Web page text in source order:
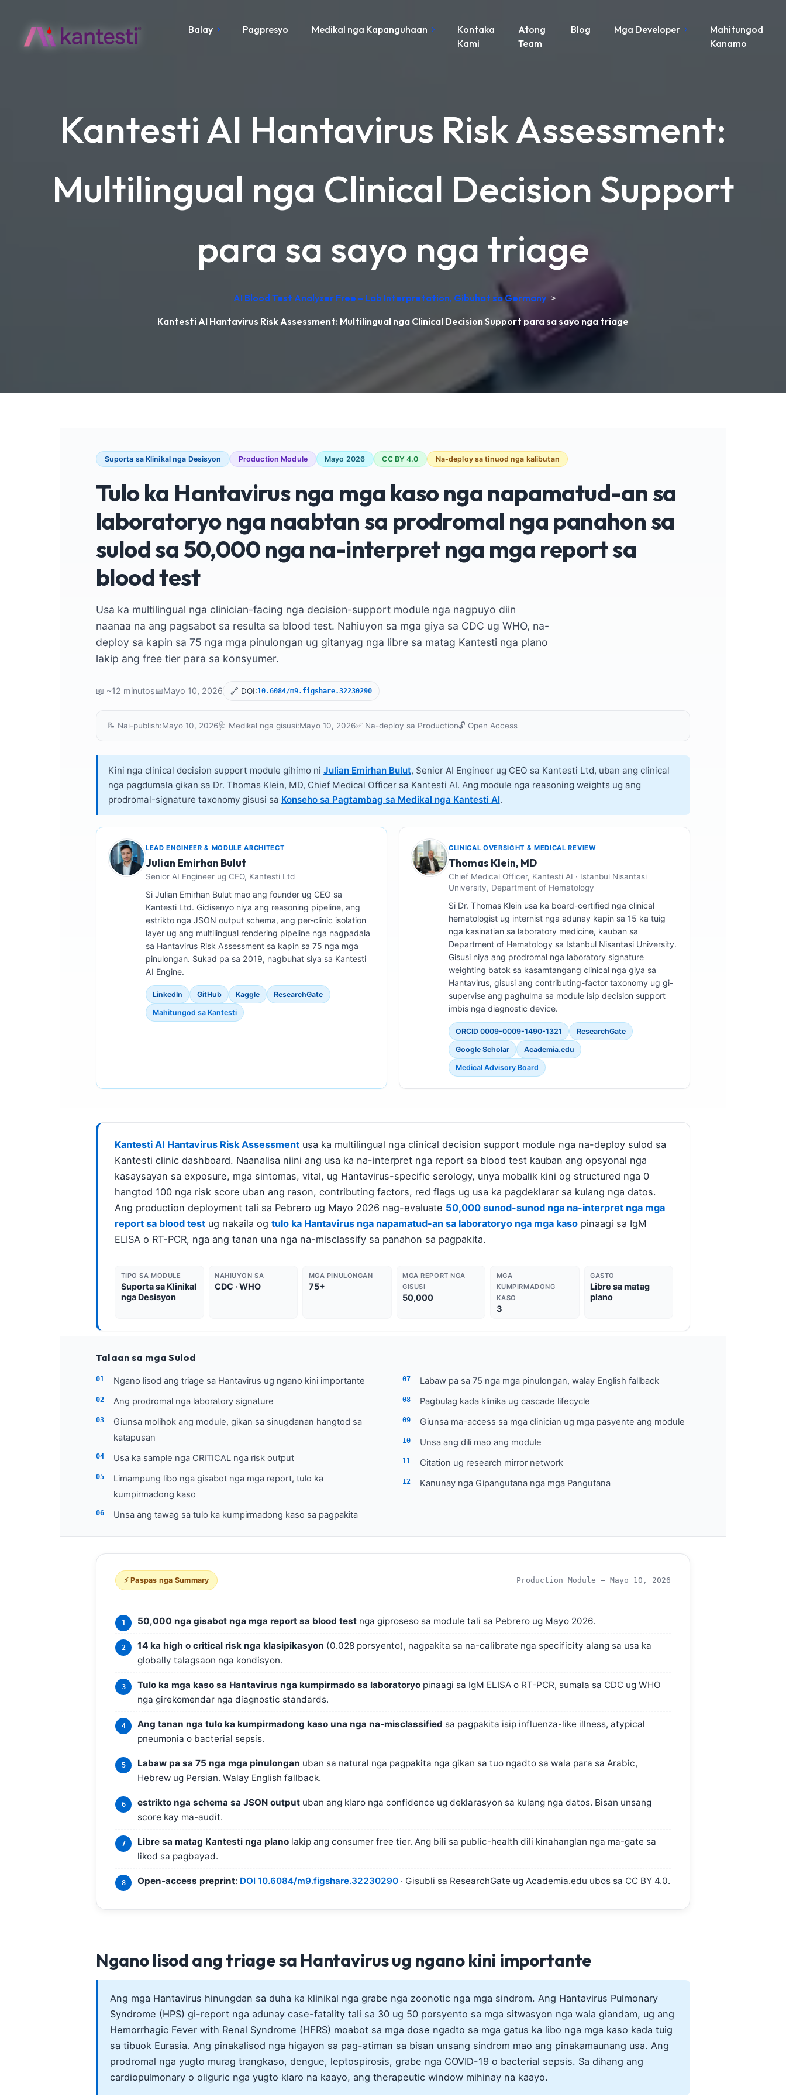
Balay Pagpresyo Medikal nga Kapanguhaan
Kontaka
Kami
Atong
Team
Blog Mga Developer
Mahitungod
Kanamo
Kantesti AI Hantavirus Risk Assessment:
Multilingual nga Clinical Decision Support
para sa sayo nga triage
AI Blood Test Analyzer Free – Lab Interpretation, Gibuhat sa Germany >
Kantesti AI Hantavirus Risk Assessment: Multilingual nga Clinical Decision Support para sa sayo nga triage
Suporta sa Klinikal nga Desisyon Production Module Mayo 2026 CC BY 4.0 Na-deploy sa tinuod nga kalibutan
Tulo ka Hantavirus nga mga kaso nga napamatud-an sa
laboratoryo nga naabtan sa prodromal nga panahon sa
sulod sa 50,000 nga na-interpret nga mga report sa
blood test
Usa ka multilingual nga clinician-facing nga decision-support module nga nagpuyo diin
naanaa na ang pagsabot sa resulta sa blood test. Nahiuyon sa mga giya sa CDC ug WHO, na-
deploy sa kapin sa 75 nga mga pinulongan ug gitanyag nga libre sa matag Kantesti nga plano
lakip ang free tier para sa konsyumer.
📖 ~12 minutos📅Mayo 10, 2026 🔗 DOI:10.6084/m9.figshare.32230290
📝 Nai-publish:Mayo 10, 2026🩺 Medikal nga gisusi:Mayo 10, 2026✅ Na-deploy sa Production🔓 Open Access
Kini nga clinical decision support module gihimo ni Julian Emirhan Bulut, Senior AI Engineer ug CEO sa Kantesti Ltd, uban ang clinical
nga pagdumala gikan sa Dr. Thomas Klein, MD, Chief Medical Officer sa Kantesti AI. Ang module nga reasoning weights ug ang
prodromal-signature taxonomy gisusi sa Konseho sa Pagtambag sa Medikal nga Kantesti AI.
LEAD ENGINEER & MODULE ARCHITECT
Julian Emirhan Bulut
Senior AI Engineer ug CEO, Kantesti Ltd
Si Julian Emirhan Bulut mao ang founder ug CEO sa
Kantesti Ltd. Gidisenyo niya ang reasoning pipeline, ang
estrikto nga JSON output schema, ang per-clinic isolation
layer ug ang multilingual rendering pipeline nga nagpadala
sa Hantavirus Risk Assessment sa kapin sa 75 nga mga
pinulongan. Sukad pa sa 2019, nagbuhat siya sa Kantesti
AI Engine.
LinkedIn GitHub Kaggle ResearchGate
Mahitungod sa Kantesti
CLINICAL OVERSIGHT & MEDICAL REVIEW
Thomas Klein, MD
Chief Medical Officer, Kantesti AI · Istanbul Nisantasi
University, Department of Hematology
Si Dr. Thomas Klein usa ka board-certified nga clinical
hematologist ug internist nga adunay kapin sa 15 ka tuig
nga kasinatian sa laboratory medicine, kauban sa
Department of Hematology sa Istanbul Nisantasi University.
Gisusi niya ang prodromal nga laboratory signature
weighting batok sa kasamtangang clinical nga giya sa
Hantavirus, gisusi ang contributing-factor taxonomy ug gi-
supervise ang paghulma sa module isip decision support
imbis nga diagnostic device.
ORCID 0009-0009-1490-1321 ResearchGate
Google Scholar Academia.edu
Medical Advisory Board
Kantesti AI Hantavirus Risk Assessment usa ka multilingual nga clinical decision support module nga na-deploy sulod sa
Kantesti clinic dashboard. Naanalisa niini ang usa ka na-interpret nga report sa blood test kauban ang opsyonal nga
kasaysayan sa exposure, mga sintomas, vital, ug Hantavirus-specific serology, unya mobalik kini og structured nga 0
hangtod 100 nga risk score uban ang rason, contributing factors, red flags ug usa ka pagdeklarar sa kulang nga datos.
Ang production deployment tali sa Pebrero ug Mayo 2026 nag-evaluate 50,000 sunod-sunod nga na-interpret nga mga
report sa blood test ug nakaila og tulo ka Hantavirus nga napamatud-an sa laboratoryo nga mga kaso pinaagi sa IgM
ELISA o RT-PCR, nga ang tanan una nga na-misclassify sa panahon sa pagpakita.
TIPO SA MODULE
Suporta sa Klinikal
nga Desisyon
NAHIUYON SA
CDC · WHO
MGA PINULONGAN
75+
MGA REPORT NGA
GISUSI
50,000
MGA
KUMPIRMADONG
KASO
3
GASTO
Libre sa matag
plano
Talaan sa mga Sulod
Ngano lisod ang triage sa Hantavirus ug ngano kini importante
Ang prodromal nga laboratory signature
Giunsa molihok ang module, gikan sa sinugdanan hangtod sa
katapusan
Usa ka sample nga CRITICAL nga risk output
Limampung libo nga gisabot nga mga report, tulo ka
kumpirmadong kaso
Unsa ang tawag sa tulo ka kumpirmadong kaso sa pagpakita
Labaw pa sa 75 nga mga pinulongan, walay English fallback
Pagbulag kada klinika ug cascade lifecycle
Giunsa ma-access sa mga clinician ug mga pasyente ang module
Unsa ang dili mao ang module
Citation ug research mirror network
Kanunay nga Gipangutana nga mga Pangutana
⚡ Paspas nga Summary Production Module — Mayo 10, 2026
50,000 nga gisabot nga mga report sa blood test nga giproseso sa module tali sa Pebrero ug Mayo 2026.
14 ka high o critical risk nga klasipikasyon (0.028 porsyento), nagpakita sa na-calibrate nga specificity alang sa usa ka
globally talagsaon nga kondisyon.
Tulo ka mga kaso sa Hantavirus nga kumpirmado sa laboratoryo pinaagi sa IgM ELISA o RT-PCR, sumala sa CDC ug WHO
nga girekomendar nga diagnostic standards.
Ang tanan nga tulo ka kumpirmadong kaso una nga na-misclassified sa pagpakita isip influenza-like illness, atypical
pneumonia o bacterial sepsis.
Labaw pa sa 75 nga mga pinulongan uban sa natural nga pagpakita nga gikan sa tuo ngadto sa wala para sa Arabic,
Hebrew ug Persian. Walay English fallback.
estrikto nga schema sa JSON output uban ang klaro nga confidence ug deklarasyon sa kulang nga datos. Bisan unsang
score kay ma-audit.
Libre sa matag Kantesti nga plano lakip ang consumer free tier. Ang bili sa public-health dili kinahanglan nga ma-gate sa
likod sa pagbayad.
Open-access preprint: DOI 10.6084/m9.figshare.32230290 · Gisubli sa ResearchGate ug Academia.edu ubos sa CC BY 4.0.
Ngano lisod ang triage sa Hantavirus ug ngano kini importante
Ang mga Hantavirus hinungdan sa duha ka klinikal nga grabe nga zoonotic nga mga sindrom. Ang Hantavirus Pulmonary
Syndrome (HPS) gi-report nga adunay case-fatality tali sa 30 ug 50 porsyento sa mga sitwasyon nga wala giandam, ug ang
Hemorrhagic Fever with Renal Syndrome (HFRS) moabot sa mga dose ngadto sa mga gatus ka libo nga mga kaso kada tuig
sa tibuok Eurasia. Ang pinakalisod nga higayon sa pag-atiman sa bisan unsang sindrom mao ang pinakamaunang usa. Ang
prodromal nga yugto murag trangkaso, dengue, leptospirosis, grabe nga COVID-19 o bacterial sepsis. Sa dihang ang
cardiopulmonary o oliguric nga yugto klaro na kaayo, ang therapeutic window mihinay na kaayo.
Čeština
ქართული
Русский
Lietuvių kalba
Slovenščina
বাংলা
తెలుగు
ગુજરાતી
മലയാളം
Bahasa Melayu
Tiếng Việt
Tagalog
ဗမာစာ
ភាសាខ្មែរ
Kiswahili
አማርኛ
Українська
O‘zbekcha
Slovenčina
سنڌي
Македонски јазик
Gàidhlig
Occitan
Afrikaans
Монгол
ພາສາລາວ
Basa Jawa
ئۇيغۇرچە
Norsk bokmål